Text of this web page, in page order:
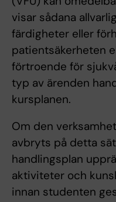
visar sådana
färdigheter eller
patientsäkerheten
förtroende för
typ av ärenden
kursplanen.
Om den
avbryts på detta
handlingsplan
aktiviteter och
innan studenten